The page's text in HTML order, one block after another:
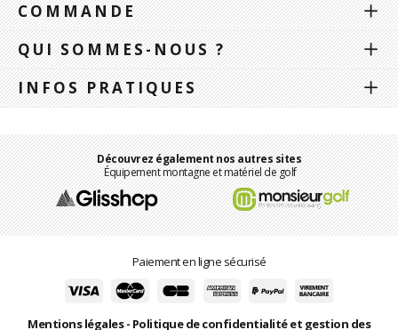
COMMANDE
QUI SOMMES-NOUS ?
INFOS PRATIQUES
Découvrez également nos autres sites
Équipement montagne et matériel de golf
Paiement en ligne sécurisé
Mentions légales- Politique de confidentialité et gestion des